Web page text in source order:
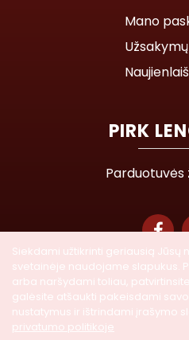
Siekdami užtikrinti geriausią Jūsų
svetainėje naudojame slapukus.
arba naršydami toliau,
galėsite atšaukti pakeisdami
nustatymus ir ištrindami įrašymo
privatumo politikoje
Mano
PIRK
Parduotuvės
© 2026 Lasegra UAB.